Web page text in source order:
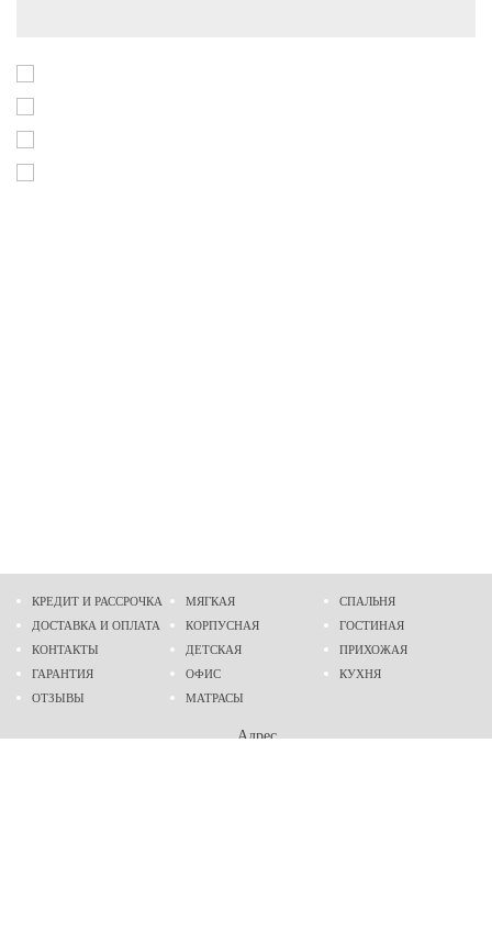
КРЕДИТ И РАССРОЧКА
ДОСТАВКА И ОПЛАТА
КОНТАКТЫ
ГАРАНТИЯ
ОТЗЫВЫ
МЯГКАЯ
КОРПУСНАЯ
ДЕТСКАЯ
ОФИС
МАТРАСЫ
СПАЛЬНЯ
ГОСТИНАЯ
ПРИХОЖАЯ
КУХНЯ
Адрес